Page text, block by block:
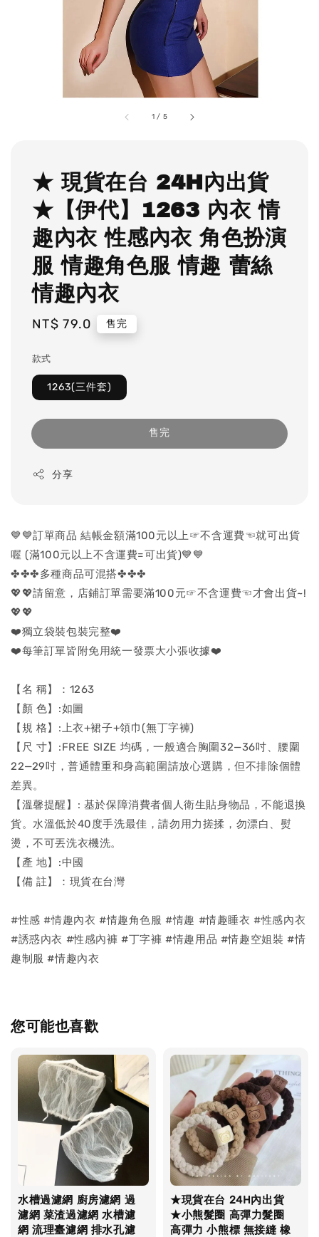
1 / 5
★ 現貨在台 24H內出貨
★【伊代】1263 內衣 情
趣內衣 性感內衣 角色扮演
服 情趣角色服 情趣 蕾絲
情趣內衣
Regular
NT$ 79.0 售完
款式
1263(三件套)
售完
分享
💙💙訂單商品 結帳金額滿100元以上☞不含運費☜就可出貨
喔 (滿100元以上不含運費=可出貨)💙💙
✤✤✤多種商品可混搭✤✤✤
💖💖請留意，店鋪訂單需要滿100元☞不含運費☜才會出貨~!
💖💖
❤️獨立袋裝包裝完整❤️
❤️每筆訂單皆附免用統一發票大小張收據❤️
【名 稱】：1263
【顏 色】:如圖
【規 格】:上衣+裙子+領巾(無丁字褲)
【尺 寸】:FREE SIZE 均碼，一般適合胸圍32—36吋、腰圍
22—29吋，普通體重和身高範圍請放心選購，但不排除個體
差異。
【溫馨提醒】: 基於保障消費者個人衛生貼身物品，不能退換
貨。水溫低於40度手洗最佳，請勿用力搓揉，勿漂白、熨
燙，不可丟洗衣機洗。
【產 地】:中國
【備 註】：現貨在台灣
#性感 #情趣內衣 #情趣角色服 #情趣 #情趣睡衣 #性感內衣
#誘惑內衣 #性感內褲 #丁字褲 #情趣用品 #情趣空姐裝 #情
趣制服 #情趣內衣
您可能也喜歡
水槽過濾網 廚房濾網 過
濾網 菜渣過濾網 水槽濾
網 流理臺濾網 排水孔濾
★現貨在台 24H內出貨
★小熊髮圈 高彈力髮圈
高彈力 小熊標 無接縫 橡